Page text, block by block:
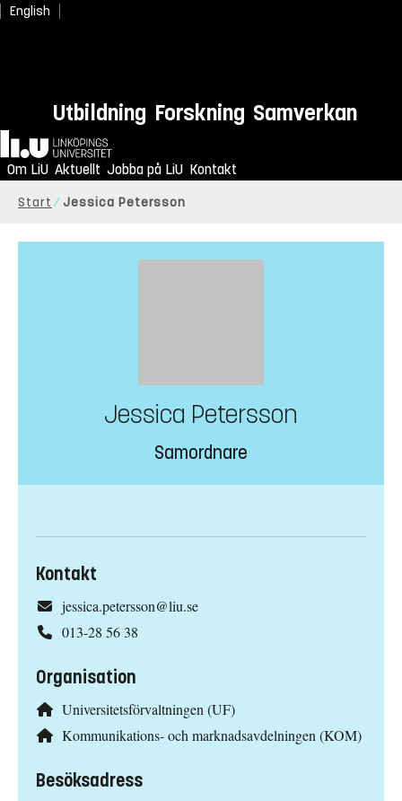
English
Utbildning Forskning Samverkan
Hem
Om LiU Aktuellt Jobba på LiU Kontakt
Start Jessica Petersson
Jessica Petersson
Samordnare
Kontakt
jessica.petersson@liu.se
013-28 56 38
Organisation
Universitetsförvaltningen (UF)
Kommunikations- och marknadsavdelningen (KOM)
Besöksadress